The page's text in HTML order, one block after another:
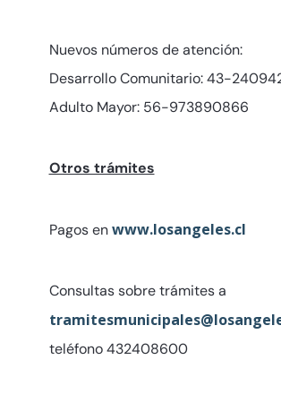
Nuevos números de atención:
Desarrollo Comunitario: 43-
Adulto Mayor: 56-973890866
Otros trámites
Pagos enwww.losangeles.cl
Consultas sobre trámites a
teléfono 432408600